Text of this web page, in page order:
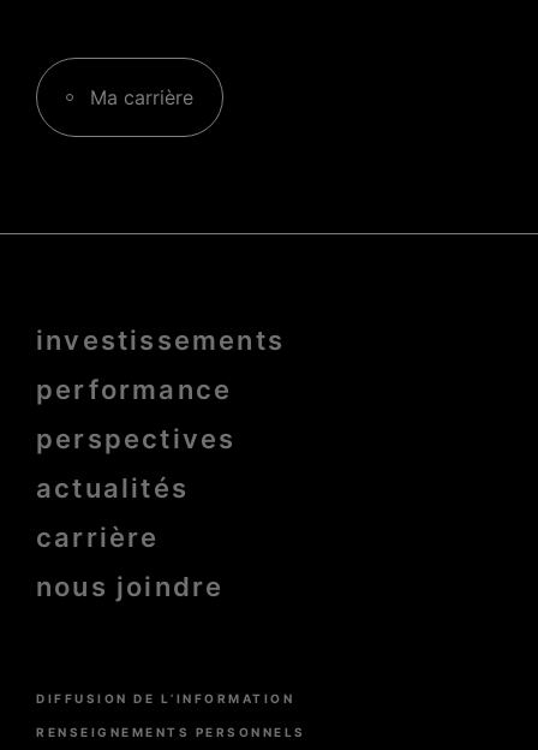
Ma carrière
Menu
bold
investissements
performance
perspectives
actualités
carrière
nous joindre
Menu
de
page
DIFFUSION DE L’INFORMATION
RENSEIGNEMENTS PERSONNELS